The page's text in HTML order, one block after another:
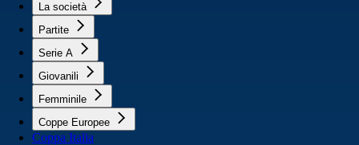
La società
Partite
Serie A
Giovanili
Femminile
Coppe Europee
Coppa Italia